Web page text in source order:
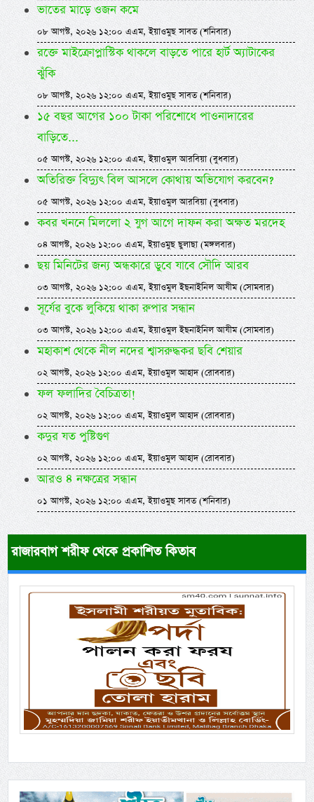
ভাতের মাড়ে ওজন কমে
০৮ আগস্ট, ২০২৬ ১২:০০ এএম, ইয়াওমুছ সাবত (শনিবার)
রক্তে মাইক্রোপ্লাস্টিক থাকলে বাড়তে পারে হার্ট অ্যাটাকের
ঝুঁকি
০৮ আগস্ট, ২০২৬ ১২:০০ এএম, ইয়াওমুছ সাবত (শনিবার)
১৫ বছর আগের ১০০ টাকা পরিশোধে পাওনাদারের
বাড়িতে...
০৫ আগস্ট, ২০২৬ ১২:০০ এএম, ইয়াওমুল আরবিয়া (বুধবার)
অতিরিক্ত বিদ্যুৎ বিল আসলে কোথায় অভিযোগ করবেন?
০৫ আগস্ট, ২০২৬ ১২:০০ এএম, ইয়াওমুল আরবিয়া (বুধবার)
কবর খননে মিললো ২ যুগ আগে দাফন করা অক্ষত মরদেহ
০৪ আগস্ট, ২০২৬ ১২:০০ এএম, ইয়াওমুছ ছুলাছা (মঙ্গলবার)
ছয় মিনিটের জন্য অন্ধকারে ডুবে যাবে সৌদি আরব
০৩ আগস্ট, ২০২৬ ১২:০০ এএম, ইয়াওমুল ইছনাইনিল আযীম (সোমবার)
সূর্যের বুকে লুকিয়ে থাকা রুপার সন্ধান
০৩ আগস্ট, ২০২৬ ১২:০০ এএম, ইয়াওমুল ইছনাইনিল আযীম (সোমবার)
মহাকাশ থেকে নীল নদের শ্বাসরুদ্ধকর ছবি শেয়ার
০২ আগস্ট, ২০২৬ ১২:০০ এএম, ইয়াওমুল আহাদ (রোববার)
ফল ফলাদির বৈচিত্রতা!
০২ আগস্ট, ২০২৬ ১২:০০ এএম, ইয়াওমুল আহাদ (রোববার)
কদুর যত পুষ্টিগুণ
০২ আগস্ট, ২০২৬ ১২:০০ এএম, ইয়াওমুল আহাদ (রোববার)
আরও ৪ নক্ষত্রের সন্ধান
০১ আগস্ট, ২০২৬ ১২:০০ এএম, ইয়াওমুছ সাবত (শনিবার)
রাজারবাগ শরীফ থেকে প্রকাশিত কিতাব